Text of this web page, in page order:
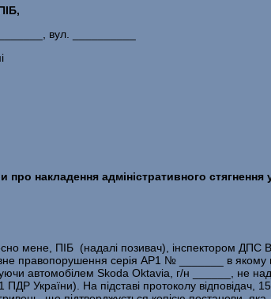
вул. __________
про накладення адміністративного
мене, ПІБ (надалі позивач), інспектором
правопорушення серія АР1 № _______ в
автомобілем Skoda Oktavia, г/н ______, не
ПДР України). На підставі протоколу